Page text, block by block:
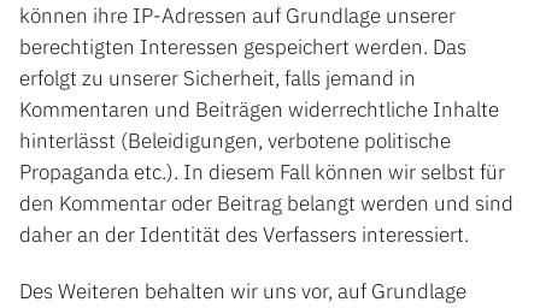
können ihre IP-Adressen auf Grundlage unserer
berechtigten Interessen gespeichert werden. Das
erfolgt zu unserer Sicherheit, falls jemand in
Kommentaren und Beiträgen widerrechtliche Inhalte
hinterlässt (Beleidigungen, verbotene politische
Propaganda etc.). In diesem Fall können wir selbst für
den Kommentar oder Beitrag belangt werden und sind
daher an der Identität des Verfassers interessiert.
Des Weiteren behalten wir uns vor, auf Grundlage